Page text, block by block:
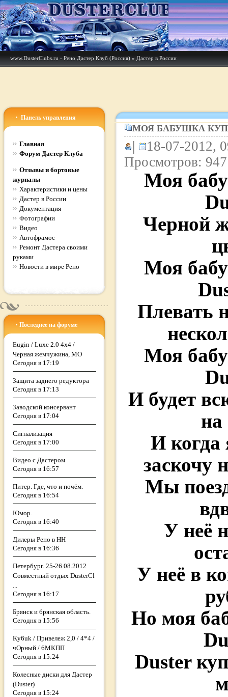
www.DusterClubs.ru - Рено Дастер Клуб (Россия) » Дастер в России
Панель управления
Главная
Форум Дастер Клуба
Отзывы и бортовые
журналы
Характеристики и цены
Дастер в России
Документация
Фотографии
Видео
Автофрамос
Ремонт Дастера своими
руками
Новости в мире Рено
Последнее на форуме
Eugin / Luxe 2.0 4x4 /
Черная жемчужина, МО
Сегодня в 17:19
Защита заднего редуктора
Сегодня в 17:13
Заводской консервант
Сегодня в 17:04
Сигнализация
Сегодня в 17:00
Видео с Дастером
Сегодня в 16:57
Питер. Где, что и почём.
Сегодня в 16:54
Юмор.
Сегодня в 16:40
Дилеры Рено в НН
Сегодня в 16:36
Петербург. 25-26.08.2012
Совместный отдых DusterCl
...
Сегодня в 16:17
Брянск и брянская область.
Сегодня в 15:56
Ky6uk / Привележ 2,0 / 4*4 /
чОрный / 6МКПП
Сегодня в 15:24
Колесные диски для Дастер
(Duster)
Сегодня в 15:24
МОЯ БАБУШКА
|
18-07-2012,
Просмотров: 947
Моя
Черной
Моя
Плевать
Моя
И будет
на
И когда
заскочу
Мы
У неё
У неё в
Но моя
Duster